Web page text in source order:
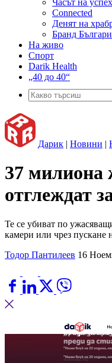
Часът на
Connected
Денят на
Бранд
На живо
Спорт
Darik Health
„40 до 40“
Дарик | Новини |
37 милиона
отглеждат
Те се убиват по
камери или чрез пускане
Тодор Пантилеев 16